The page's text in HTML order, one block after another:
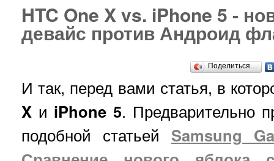
HTC One X vs. iPhone 5 -
девайс против Андроид
Поделиться…
И так, перед вами статья, в
X и iPhone 5. Предварительно
подобной статьей Samsung